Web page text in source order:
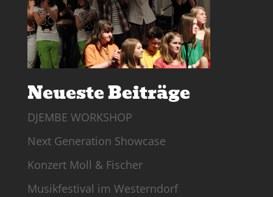
Neueste Beiträge
DJEMBE WORKSHOP
Next Generation Showcase
Konzert Moll & Fischer
Musikfestival im Westerndorf